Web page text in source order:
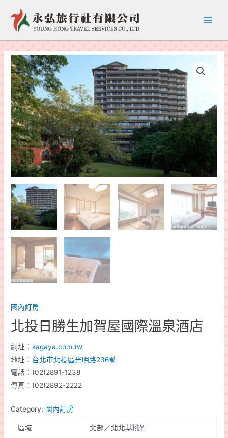
國內訂房
北投日勝生加賀屋國際溫泉酒店
網址： kagaya.com.tw
地址： 台北市北投區光明路236號
電話：(02)2891-1238
傳真：(02)2892-2222
Category: 國內訂房
區域 北部／北北基桃竹